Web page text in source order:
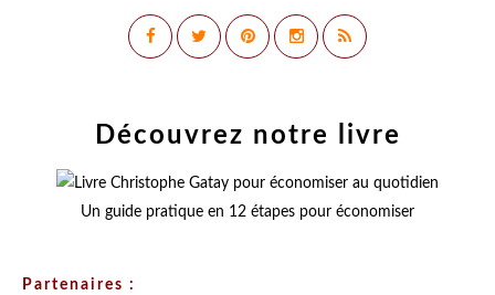
Découvrez notre livre
Un guide pratique en 12 étapes pour économiser
Partenaires :